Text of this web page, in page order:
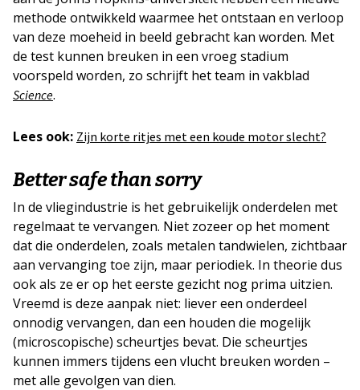
methode ontwikkeld waarmee het ontstaan en verloop
van deze moeheid in beeld gebracht kan worden. Met
de test kunnen breuken in een vroeg stadium
voorspeld worden, zo schrijft het team in vakblad
Science.
Lees ook: Zijn korte ritjes met een koude motor slecht?
Better safe than sorry
In de vliegindustrie is het gebruikelijk onderdelen met
regelmaat te vervangen. Niet zozeer op het moment
dat die onderdelen, zoals metalen tandwielen, zichtbaar
aan vervanging toe zijn, maar periodiek. In theorie dus
ook als ze er op het eerste gezicht nog prima uitzien.
Vreemd is deze aanpak niet: liever een onderdeel
onnodig vervangen, dan een houden die mogelijk
(microscopische) scheurtjes bevat. Die scheurtjes
kunnen immers tijdens een vlucht breuken worden –
met alle gevolgen van dien.